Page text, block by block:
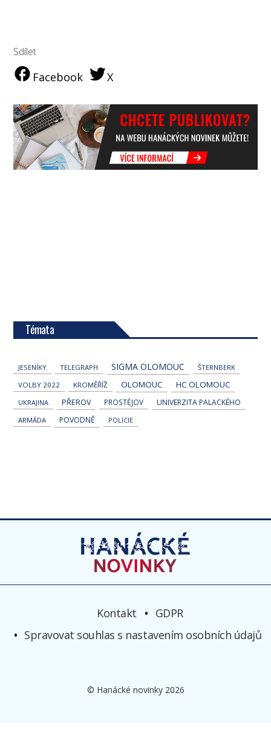
Sdílet
Facebook X
Témata
JESENÍKY TELEGRAPH SIGMA OLOMOUC
ŠTERNBERK
VOLBY 2022
KROMĚŘÍŽ OLOMOUC HC OLOMOUC
UKRAJINA PŘEROV PROSTĚJOV UNIVERZITA PALACKÉHO
ARMÁDA POVODNĚ POLICIE
Kontakt
GDPR
Spravovat souhlas s nastavením osobních údajů
© Hanácké novinky 2026